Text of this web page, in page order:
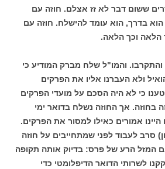
ששום דבר לא זז אצלם. חוזה עם
בדרך, הוא עומד להישלח. חוזה עם
הלאה וכך הלאה.
והתקרבו. והמו"ל שלח מברק המודיע כי
ולא העברנו אליו את הפרקים
כי לא היה הסכם על מועדי הפרקים
בחוזה. אך החוזה נשלח בדואר ימי
אמורים כאילו למסור את הפרקים.
סרב לעבוד לפני שמתחייבים על חוזה
המזל הרע של פרס: בדיוק אותה תקופה
לשרותי הדואר הדיפלומטי כדי